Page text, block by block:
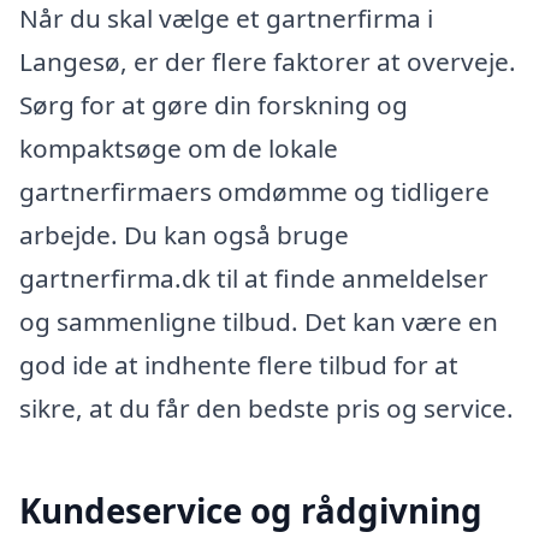
Når du skal vælge et gartnerfirma i
Langesø, er der flere faktorer at overveje.
Sørg for at gøre din forskning og
kompaktsøge om de lokale
gartnerfirmaers omdømme og tidligere
arbejde. Du kan også bruge
gartnerfirma.dk til at finde anmeldelser
og sammenligne tilbud. Det kan være en
god ide at indhente flere tilbud for at
sikre, at du får den bedste pris og service.
Kundeservice og rådgivning